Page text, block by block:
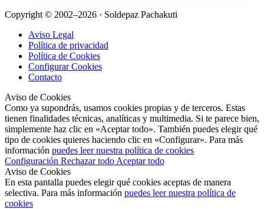
Copyright © 2002–2026 · Soldepaz Pachakuti
Aviso Legal
Política de privacidad
Política de Cookies
Configurar Cookies
Contacto
Aviso de Cookies
Como ya supondrás, usamos cookies propias y de terceros. Estas
tienen finalidades técnicas, analíticas y multimedia. Si te parece bien,
simplemente haz clic en «Aceptar todo». También puedes elegir qué
tipo de cookies quieres haciendo clic en «Configurar». Para más
información puedes leer nuestra política de cookies
Configuración Rechazar todo Aceptar todo
Aviso de Cookies
En esta pantalla puedes elegir qué cookies aceptas de manera
selectiva. Para más información puedes leer nuestra política de
cookies